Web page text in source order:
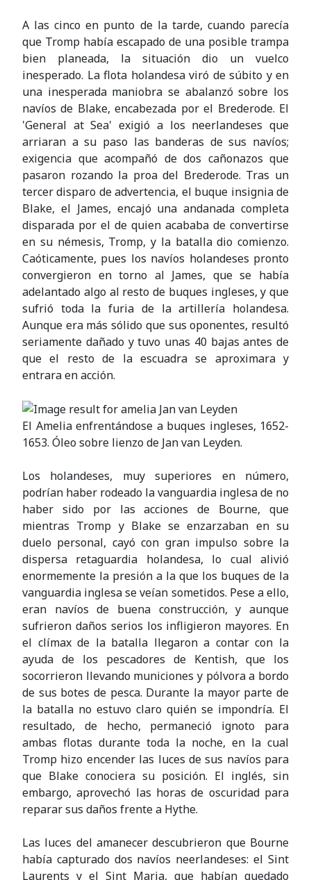
A las cinco en punto de la tarde, cuando parecía
que Tromp había escapado de una posible trampa
bien planeada, la situación dio un vuelco
inesperado. La flota holandesa viró de súbito y en
una inesperada maniobra se abalanzó sobre los
navíos de Blake, encabezada por el Brederode. El
'General at Sea' exigió a los neerlandeses que
arriaran a su paso las banderas de sus navíos;
exigencia que acompañó de dos cañonazos que
pasaron rozando la proa del Brederode. Tras un
tercer disparo de advertencia, el buque insignia de
Blake, el James, encajó una andanada completa
disparada por el de quien acababa de convertirse
en su némesis, Tromp, y la batalla dio comienzo.
Caóticamente, pues los navíos holandeses pronto
convergieron en torno al James, que se había
adelantado algo al resto de buques ingleses, y que
sufrió toda la furia de la artillería holandesa.
Aunque era más sólido que sus oponentes, resultó
seriamente dañado y tuvo unas 40 bajas antes de
que el resto de la escuadra se aproximara y
entrara en acción.
El Amelia enfrentándose a buques ingleses, 1652-
1653. Óleo sobre lienzo de Jan van Leyden.
Los holandeses, muy superiores en número,
podrían haber rodeado la vanguardia inglesa de no
haber sido por las acciones de Bourne, que
mientras Tromp y Blake se enzarzaban en su
duelo personal, cayó con gran impulso sobre la
dispersa retaguardia holandesa, lo cual alivió
enormemente la presión a la que los buques de la
vanguardia inglesa se veían sometidos. Pese a ello,
eran navíos de buena construcción, y aunque
sufrieron daños serios los infligieron mayores. En
el clímax de la batalla llegaron a contar con la
ayuda de los pescadores de Kentish, que los
socorrieron llevando municiones y pólvora a bordo
de sus botes de pesca. Durante la mayor parte de
la batalla no estuvo claro quién se impondría. El
resultado, de hecho, permaneció ignoto para
ambas flotas durante toda la noche, en la cual
Tromp hizo encender las luces de sus navíos para
que Blake conociera su posición. El inglés, sin
embargo, aprovechó las horas de oscuridad para
reparar sus daños frente a Hythe.
Las luces del amanecer descubrieron que Bourne
había capturado dos navíos neerlandeses: el Sint
Laurents y el Sint Maria, que habían quedado